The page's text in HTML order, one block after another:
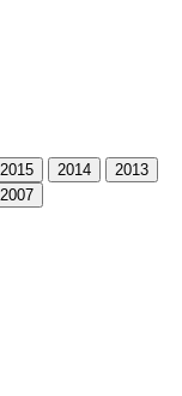
2015 2014
2013
2007